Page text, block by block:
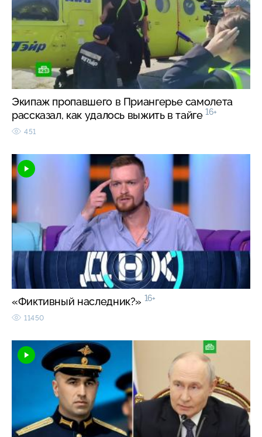
Экипаж пропавшего в Приангерье самолета
рассказал, как удалось выжить в тайге 16+
451
«Фиктивный наследник?» 16+
11450